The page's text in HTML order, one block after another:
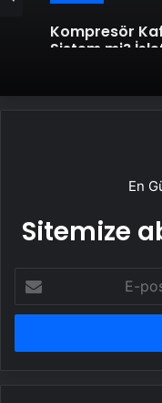
Kompresör
Sistem mi?
En
Sitemize
posta
adresinizi